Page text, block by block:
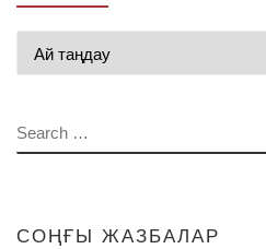
SEARCH
СОҢҒЫ ЖАЗБАЛАР